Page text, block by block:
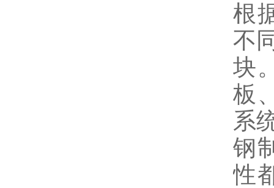
根
不
块
板
系
钢
性